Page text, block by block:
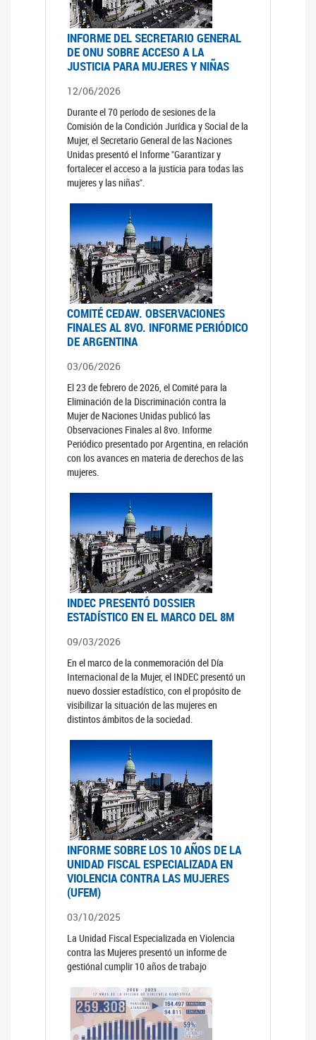
INFORME DEL SECRETARIO GENERAL
DE ONU SOBRE ACCESO A LA
JUSTICIA PARA MUJERES Y NIÑAS
12/06/2026
Durante el 70 período de sesiones de la
Comisión de la Condición Jurídica y Social de la
Mujer, el Secretario General de las Naciones
Unidas presentó el Informe "Garantizar y
fortalecer el acceso a la justicia para todas las
mujeres y las niñas".
COMITÉ CEDAW. OBSERVACIONES
FINALES AL 8VO. INFORME PERIÓDICO
DE ARGENTINA
03/06/2026
El 23 de febrero de 2026, el Comité para la
Eliminación de la Discriminación contra la
Mujer de Naciones Unidas publicó las
Observaciones Finales al 8vo. Informe
Periódico presentado por Argentina, en relación
con los avances en materia de derechos de las
mujeres.
INDEC PRESENTÓ DOSSIER
ESTADÍSTICO EN EL MARCO DEL 8M
09/03/2026
En el marco de la conmemoración del Día
Internacional de la Mujer, el INDEC presentó un
nuevo dossier estadístico, con el propósito de
visibilizar la situación de las mujeres en
distintos ámbitos de la sociedad.
INFORME SOBRE LOS 10 AÑOS DE LA
UNIDAD FISCAL ESPECIALIZADA EN
VIOLENCIA CONTRA LAS MUJERES
(UFEM)
03/10/2025
La Unidad Fiscal Especializada en Violencia
contra las Mujeres presentó un informe de
gestiónal cumplir 10 años de trabajo